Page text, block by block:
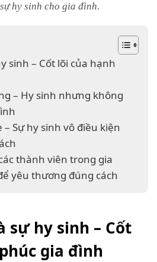
hy sinh cho gia đình.
sinh – Cốt lõi của hạnh
– Hy sinh nhưng không
Sự hy sinh vô điều kiện
thành viên trong gia
yêu thương đúng cách
sự hy sinh – Cốt
gia đình